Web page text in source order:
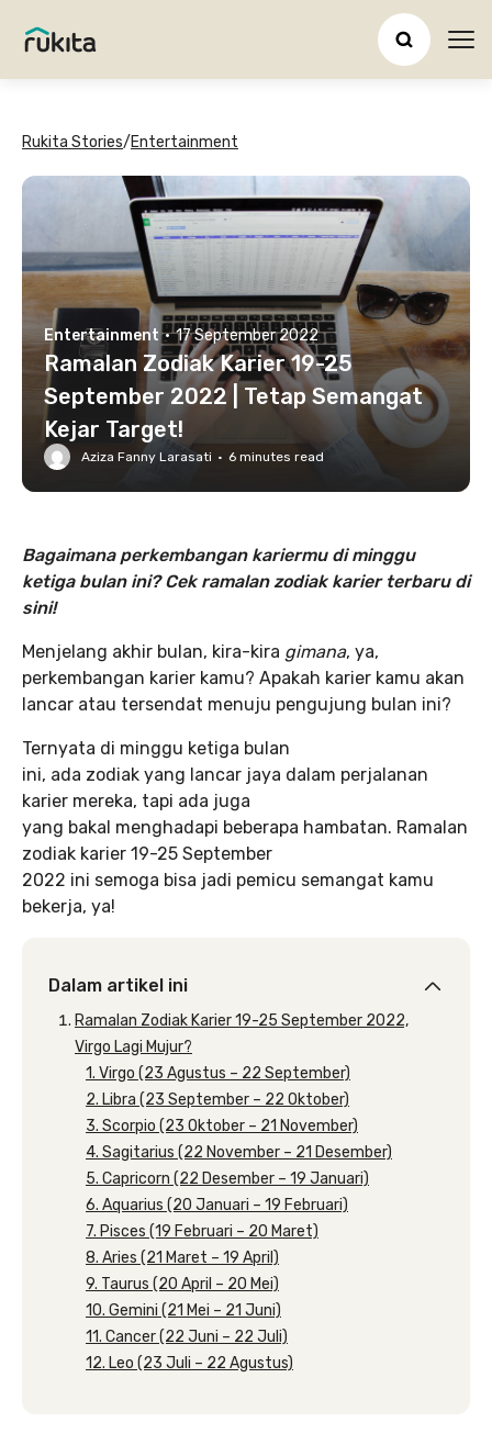
Rukita Stories/Entertainment
Entertainment · 17 September 2022
Ramalan Zodiak Karier 19-25
September 2022 | Tetap Semangat
Kejar Target!
Aziza Fanny Larasati · 6 minutes read
Bagaimana perkembangan kariermu di minggu
ketiga bulan ini? Cek ramalan zodiak karier terbaru di
sini!
Menjelang akhir bulan, kira-kira gimana, ya,
perkembangan karier kamu? Apakah karier kamu akan
lancar atau tersendat menuju pengujung bulan ini?
Ternyata di minggu ketiga bulan
ini, ada zodiak yang lancar jaya dalam perjalanan
karier mereka, tapi ada juga
yang bakal menghadapi beberapa hambatan. Ramalan
zodiak karier 19-25 September
2022 ini semoga bisa jadi pemicu semangat kamu
bekerja, ya!
Dalam artikel ini
Ramalan Zodiak Karier 19-25 September 2022,
Virgo Lagi Mujur?
1. Virgo (23 Agustus – 22 September)
2. Libra (23 September – 22 Oktober)
3. Scorpio (23 Oktober – 21 November)
4. Sagitarius (22 November – 21 Desember)
5. Capricorn (22 Desember – 19 Januari)
6. Aquarius (20 Januari – 19 Februari)
7. Pisces (19 Februari – 20 Maret)
8. Aries (21 Maret – 19 April)
9. Taurus (20 April – 20 Mei)
10. Gemini (21 Mei – 21 Juni)
11. Cancer (22 Juni – 22 Juli)
12. Leo (23 Juli – 22 Agustus)